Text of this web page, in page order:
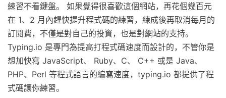
練習不看鍵盤。 如果覺得很喜歡這個網站，再花個幾百元
在 1、2 月內趕快提升程式碼的練習，練成後再取消每月的
訂閱費，不僅是對自己的投資，也是對網站的支持。
Typing.io 是專門為提高打程式碼速度而設計的，不管你是
想加快寫 JavaScript、 Ruby、C、 C++ 或是 Java、
PHP、Perl 等程式語言的編寫速度，typing.io 都提供了程
式碼讓你練習。